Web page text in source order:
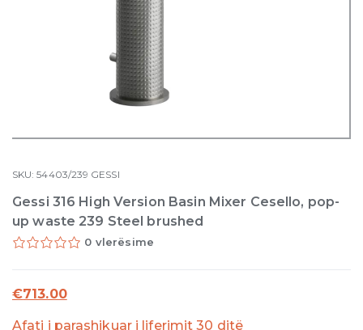
SKU:54403/239 GESSI
Gessi 316 High Version Basin Mixer Cesello, pop-
up waste 239 Steel brushed
0 vlerësime
€713.00
Afati i parashikuar i liferimit 30 ditë